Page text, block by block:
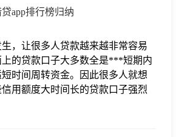
app排行榜归纳
，让很多人贷款越来越非常容易
的贷款口子大多数全是***短期内
时间周转资金。因此很多人就想
用额度大时间长的贷款口子强烈